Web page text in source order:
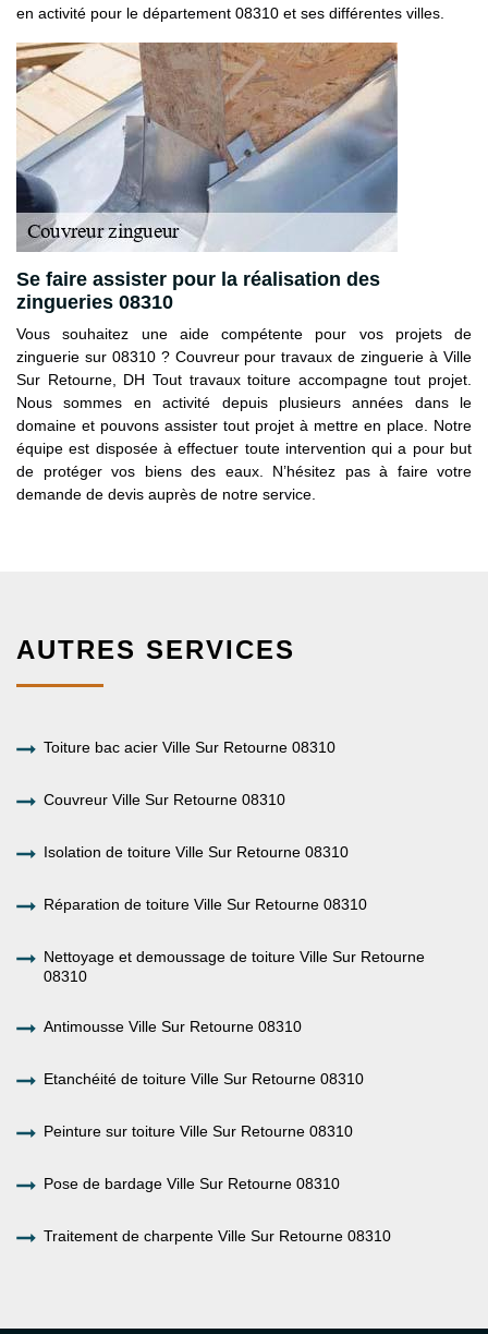
en activité pour le département 08310 et ses différentes villes.
Se faire assister pour la réalisation des
zingueries 08310
Vous souhaitez une aide compétente pour vos projets de
zinguerie sur 08310 ? Couvreur pour travaux de zinguerie à Ville
Sur Retourne, DH Tout travaux toiture accompagne tout projet.
Nous sommes en activité depuis plusieurs années dans le
domaine et pouvons assister tout projet à mettre en place. Notre
équipe est disposée à effectuer toute intervention qui a pour but
de protéger vos biens des eaux. N’hésitez pas à faire votre
demande de devis auprès de notre service.
AUTRES SERVICES
Toiture bac acier Ville Sur Retourne 08310
Couvreur Ville Sur Retourne 08310
Isolation de toiture Ville Sur Retourne 08310
Réparation de toiture Ville Sur Retourne 08310
Nettoyage et demoussage de toiture Ville Sur Retourne
08310
Antimousse Ville Sur Retourne 08310
Etanchéité de toiture Ville Sur Retourne 08310
Peinture sur toiture Ville Sur Retourne 08310
Pose de bardage Ville Sur Retourne 08310
Traitement de charpente Ville Sur Retourne 08310